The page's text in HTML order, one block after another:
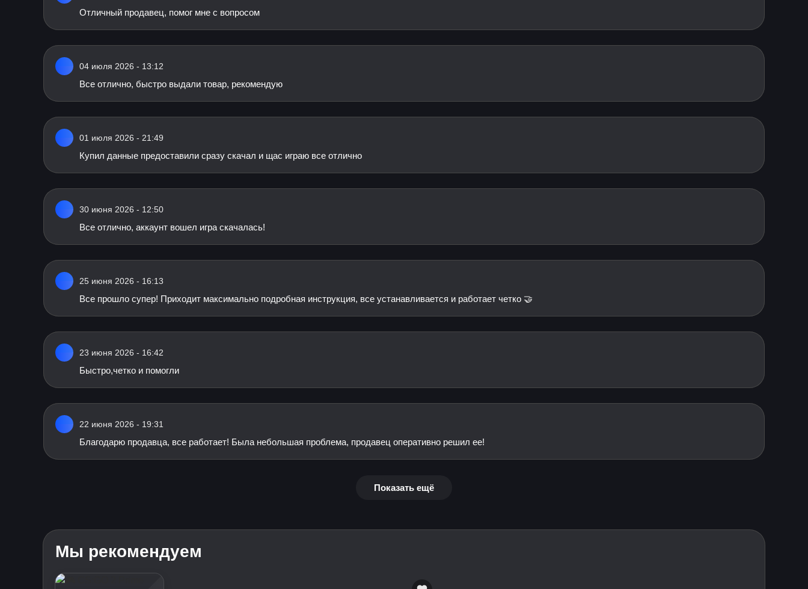
Отличный продавец, помог мне с вопросом
04 июля 2026 - 13:12
Все отлично, быстро выдали товар, рекомендую
01 июля 2026 - 21:49
Купил данные предоставили сразу скачал и щас играю все отлично
30 июня 2026 - 12:50
Все отлично, аккаунт вошел игра скачалась!
25 июня 2026 - 16:13
Все прошло супер! Приходит максимально подробная инструкция, все устанавливается и работает четко 🤝
23 июня 2026 - 16:42
Быстро,четко и помогли
22 июня 2026 - 19:31
Благодарю продавца, все работает! Была небольшая проблема, продавец оперативно решил ее!
Показать ещё
Мы рекомендуем